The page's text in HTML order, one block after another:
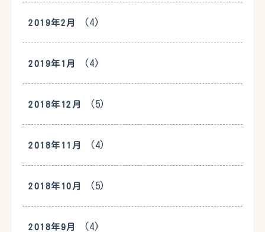
2019年2月 (4)
2019年1月 (4)
2018年12月 (5)
2018年11月 (4)
2018年10月 (5)
2018年9月 (4)